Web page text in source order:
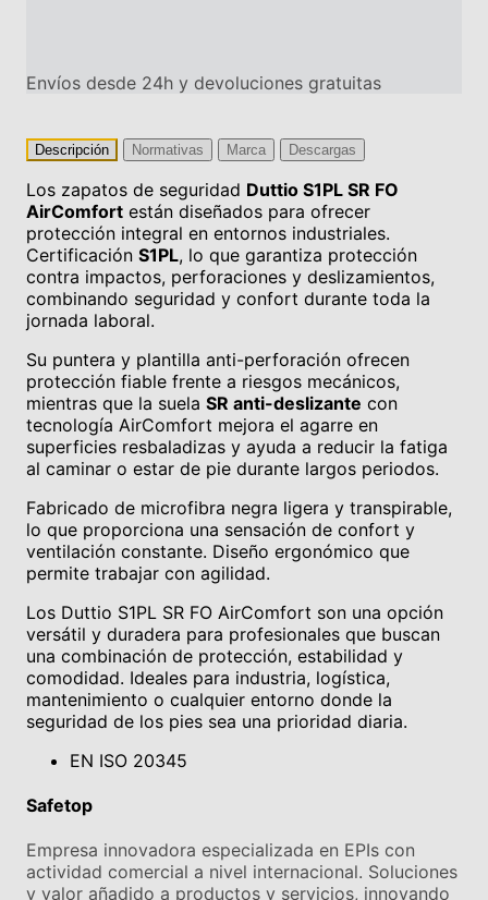
Envíos desde 24h y devoluciones gratuitas
Descripción Normativas Marca Descargas
Los zapatos de seguridad Duttio S1PL SR FO
AirComfort están diseñados para ofrecer
protección integral en entornos industriales.
Certificación S1PL, lo que garantiza protección
contra impactos, perforaciones y deslizamientos,
combinando seguridad y confort durante toda la
jornada laboral.
Su puntera y plantilla anti-perforación ofrecen
protección fiable frente a riesgos mecánicos,
mientras que la suela SR anti-deslizante con
tecnología AirComfort mejora el agarre en
superficies resbaladizas y ayuda a reducir la fatiga
al caminar o estar de pie durante largos periodos.
Fabricado de microfibra negra ligera y transpirable,
lo que proporciona una sensación de confort y
ventilación constante. Diseño ergonómico que
permite trabajar con agilidad.
Los Duttio S1PL SR FO AirComfort son una opción
versátil y duradera para profesionales que buscan
una combinación de protección, estabilidad y
comodidad. Ideales para industria, logística,
mantenimiento o cualquier entorno donde la
seguridad de los pies sea una prioridad diaria.
EN ISO 20345
Safetop
Empresa innovadora especializada en EPIs con
actividad comercial a nivel internacional. Soluciones
y valor añadido a productos y servicios, innovando